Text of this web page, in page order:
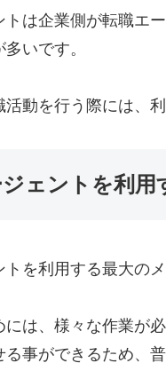
トは企業側が転職エ
いです。
活動を行う際には、
ェントを利用
を利用する最大の
には、様々な作業が
事ができるため、